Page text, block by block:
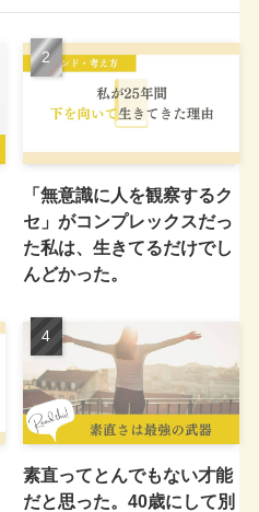
「無意識に人を観察するク
セ」がコンプレックスだっ
た私は、生きてるだけでし
んどかった。
素直ってとんでもない才能
だと思った。40歳にして別